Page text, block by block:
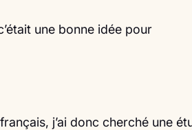
une bonne idée pour
j’ai donc cherché une